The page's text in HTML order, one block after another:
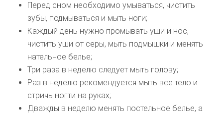
Перед сном необходимо умываться, чистить
зубы, подмываться и мыть ноги;
Каждый день нужно промывать уши и нос,
чистить уши от серы, мыть подмышки и менять
нательное белье;
Три раза в неделю следует мыть голову;
Раз в неделю рекомендуется мыть все тело и
стричь ногти на руках;
Дважды в неделю менять постельное белье, а